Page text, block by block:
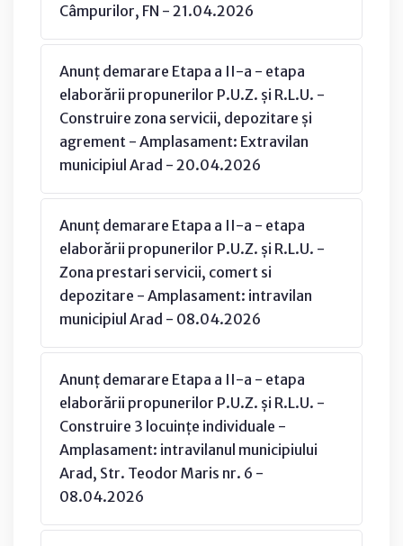
Câmpurilor, FN - 21.04.2026
Anunț demarare Etapa a II-a - etapa
elaborării propunerilor P.U.Z. și R.L.U. -
Construire zona servicii, depozitare și
agrement - Amplasament: Extravilan
municipiul Arad - 20.04.2026
Anunț demarare Etapa a II-a - etapa
elaborării propunerilor P.U.Z. și R.L.U. -
Zona prestari servicii, comert si
depozitare - Amplasament: intravilan
municipiul Arad - 08.04.2026
Anunț demarare Etapa a II-a - etapa
elaborării propunerilor P.U.Z. și R.L.U. -
Construire 3 locuințe individuale -
Amplasament: intravilanul municipiului
Arad, Str. Teodor Maris nr. 6 -
08.04.2026